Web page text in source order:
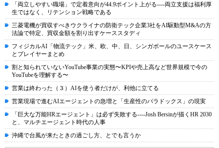
「両立しやすい職場」で定着意向が44.9ポイント上がる----両立支援は福利厚
生ではなく、リテンション戦略である
三菱電機が買収すべきウクライナの防衛テック企業3社をAI駆動型M&Aの方
法論で特定、買収金額を割り出すケーススタディ
フィジカルAI「物流テック」米、欧、中、日、シンガポールのユースケース
とプレイヤーまとめ
割と知られていないYouTube事業の実態〜KPIや売上高など世界規模で今の
YouTubeを理解する〜
営業は終わった（３）AIを使う者だけが、利他に立てる
営業現場で進むAIエージェントの急増と「生産性のパラドックス」の現実
「巨大な万能HRエージェント」は必ず失敗する----Josh Bersinが描くHR 2030
と、マルチエージェント時代の人事
沖縄で台風が来たときの過ごし方、とでも言うか